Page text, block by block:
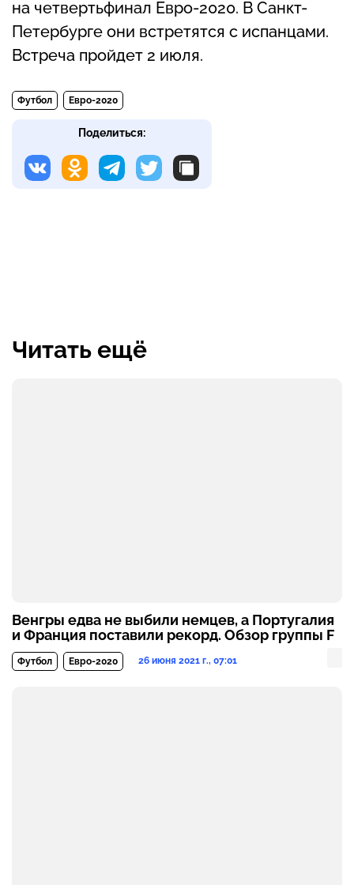
на четвертьфинал Евро-2020. В Санкт-
Петербурге они встретятся с испанцами.
Встреча пройдет 2 июля.
Футбол Евро-2020
Поделиться:
Читать ещё
Венгры едва не выбили немцев, а Португалия
и Франция поставили рекорд. Обзор группы F
Футбол Евро-2020 26 июня 2021 г., 07:01